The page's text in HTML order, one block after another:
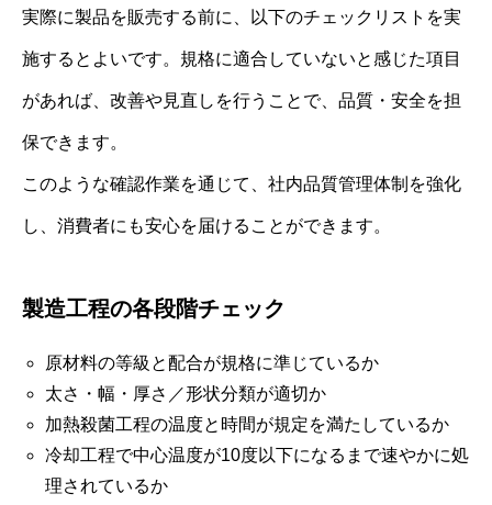
実際に製品を販売する前に、以下のチェックリストを実
施するとよいです。規格に適合していないと感じた項目
があれば、改善や見直しを行うことで、品質・安全を担
保できます。
このような確認作業を通じて、社内品質管理体制を強化
し、消費者にも安心を届けることができます。
製造工程の各段階チェック
原材料の等級と配合が規格に準じているか
太さ・幅・厚さ／形状分類が適切か
加熱殺菌工程の温度と時間が規定を満たしているか
冷却工程で中心温度が10度以下になるまで速やかに処
理されているか